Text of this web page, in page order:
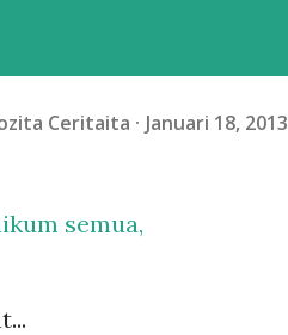
Ceritaita Januari 18, 2013
semua,